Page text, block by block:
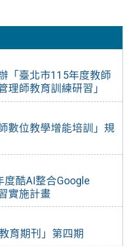
「臺北市115年度教師
理師教育訓練研習」
數位教學增能培訓」規
度酷AI整合Google
實施計畫
育期刊」第四期